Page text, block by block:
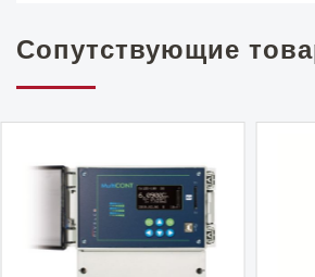
Сопутствующие